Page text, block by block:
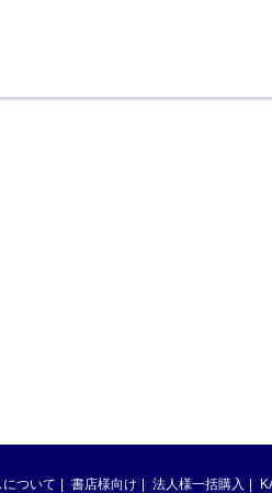
ついて 書店様向け 法人様一括購入